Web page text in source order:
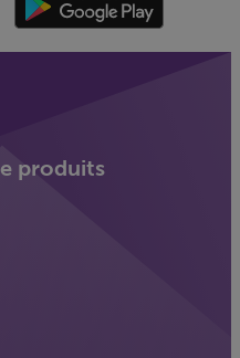
produits